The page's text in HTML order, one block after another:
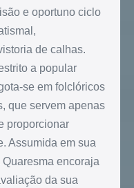
e oportuno ciclo
de calhas.
a popular
se em folclóricos
que servem apenas
proporcionar
Assumida em sua
encoraja
da sua